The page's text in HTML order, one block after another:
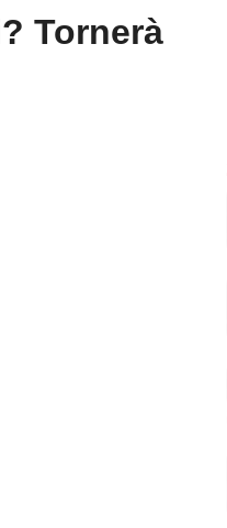
Tornerà